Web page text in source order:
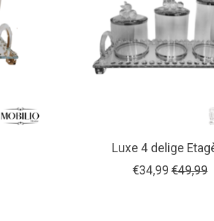
Luxe 4 delige
€34,99 €49,99